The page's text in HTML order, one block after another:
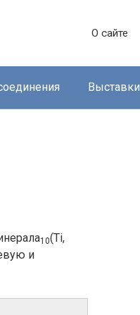
О сайте
Выставки
10(Ti,
и